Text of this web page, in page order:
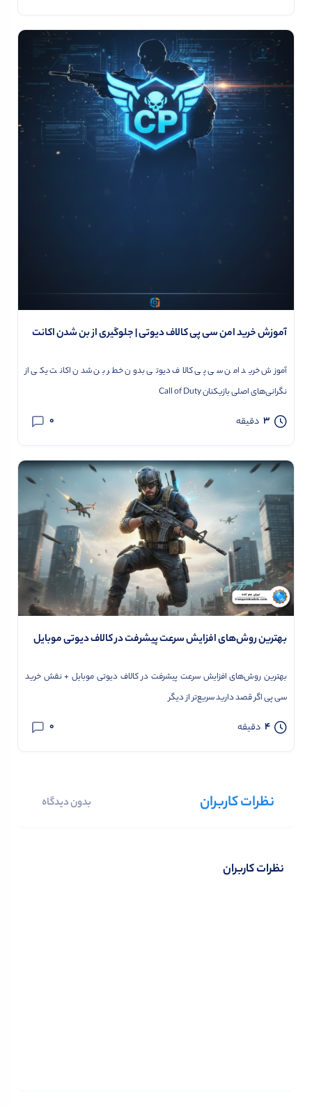
آموزش خرید امن سی پی کالاف دیوتی | جلوگیری از بن شدن اکانت
آموزش خرید امن سی پی کالاف دیوتی بدون خطر بن شدن اکانت یکی از
نگرانی‌های اصلی بازیکنان Call of Duty
3 دقیقه 0
بهترین روش‌های افزایش سرعت پیشرفت در کالاف دیوتی موبایل
بهترین روش‌های افزایش سرعت پیشرفت در کالاف دیوتی موبایل + نقش خرید
سی پی اگر قصد دارید سریع‌تر از دیگر
4 دقیقه 0
نظرات کاربران بدون دیدگاه
نظرات کاربران